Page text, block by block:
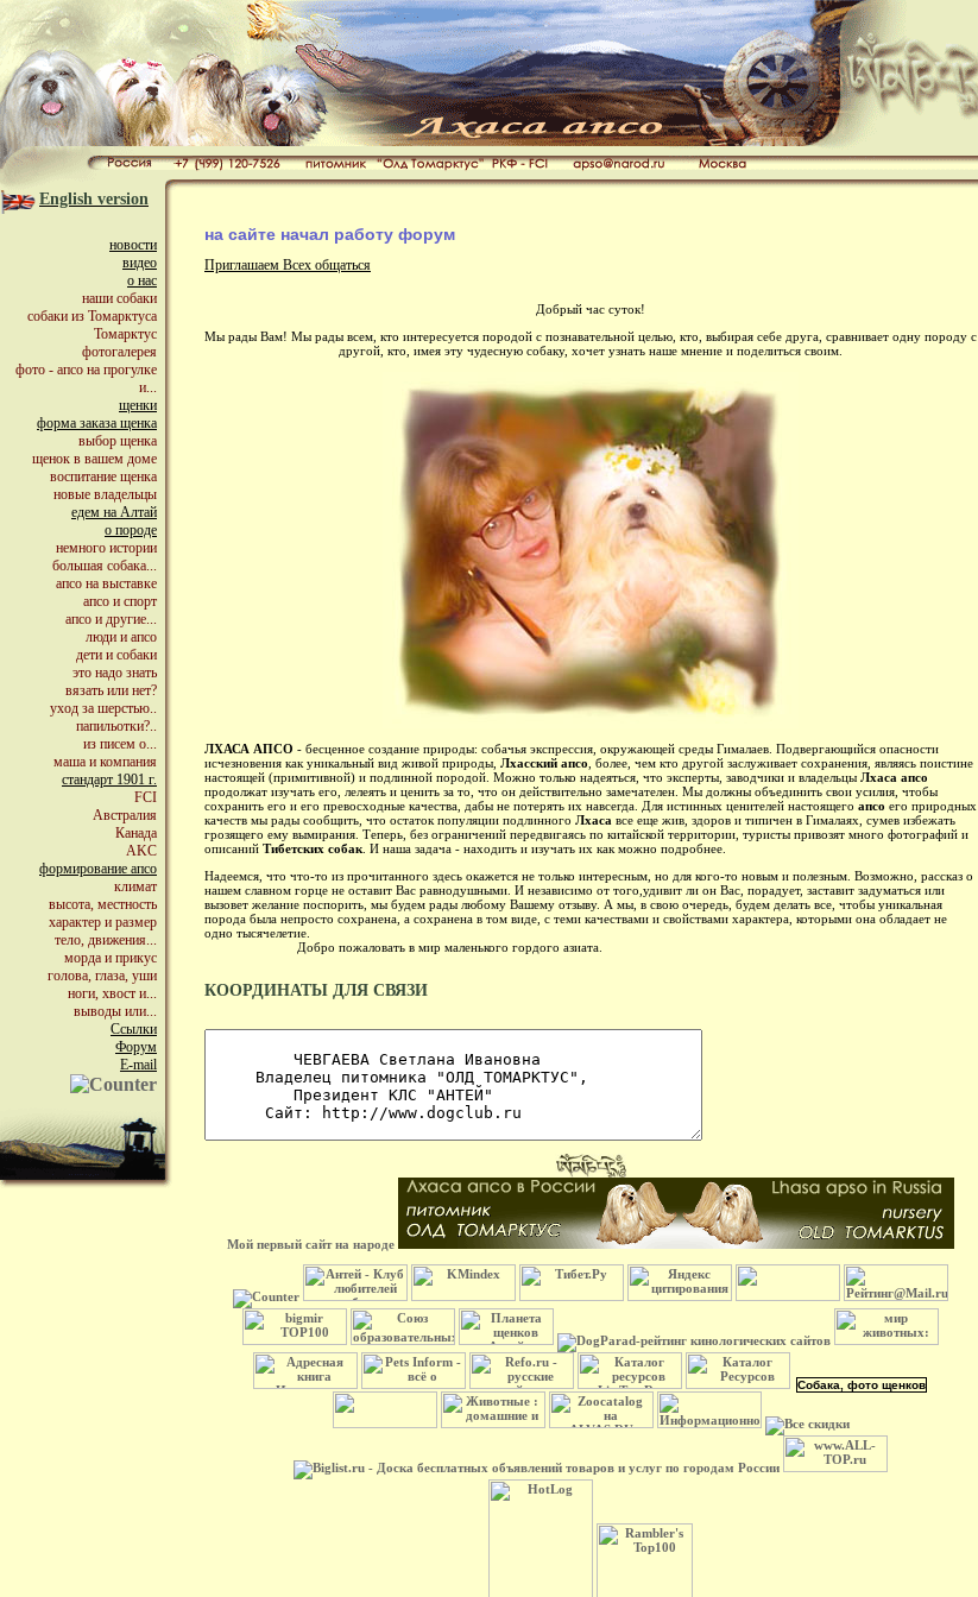
English version
новости
видео
о нас
наши собаки
собаки из Томарктуса
Томарктус
фотогалерея
фото - апсо на прогулке
и...
щенки
форма заказа щенка
выбор щенка
щенок в вашем доме
воспитание щенка
новые владельцы
едем на Алтай
о породе
немного истории
большая собака...
апсо на выставке
апсо и спорт
апсо и другие...
люди и апсо
дети и собаки
это надо знать
вязать или нет?
уход за шерстью..
папильотки?..
из писем о...
маша и компания
стандарт 1901 г.
FCI
Австралия
Канада
AKC
формирование апсо
климат
высота, местность
характер и размер
тело, движения...
морда и прикус
голова, глаза, уши
ноги, хвост и...
выводы или...
Ссылки
Форум
E-mail
на сайте начал работу форум
Приглашаем Всех общаться
Добрый час суток!
Мы рады Вам! Мы рады всем, кто интересуется породой с познавательной целью, кто, выбирая себе друга, cравнивает одну породу с
другой, кто, имея эту чудесную собаку, хочет узнать наше мнение и поделиться своим.
ЛХАСА АПСО - бесценное создание природы: собачья экспрессия, окружающей среды Гималаев. Подвергающийся опасности
исчезновения как уникальный вид живой природы, Лхасский апсо , более, чем кто другой заслуживает сохранения, являясь поистине
настоящей (примитивной) и подлинной породой. Можно только надеяться, что эксперты, заводчики и владельцы Лхаса апсо
продолжат изучать его, лелеять и ценить за то, что он действительно замечателен. Мы должны объединить свои усилия, чтобы
сохранить его и его превосходные качества, дабы не потерять их навсегда. Для истинных ценителей настоящего апсо его природных
качеств мы рады сообщить, что остаток популяции подлинного Лхаса все еще жив, здоров и типичен в Гималаях, сумев избежать
грозящего ему вымирания. Теперь, без ограничений передвигаясь по китайской территории, туристы привозят много фотографий и
описаний Тибетских собак . И наша задача - находить и изучать их как можно подробнее.
Надеемся, что что-то из прочитанного здесь окажется не только интересным, но для кого-то новым и полезным. Возможно, рассказ о
нашем славном горце не оставит Вас равнодушными. И независимо от того,удивит ли он Вас, порадует, заставит задуматься или
вызовет желание поспорить, мы будем рады любому Вашему отзыву. А мы, в свою очередь, будем делать все, чтобы уникальная
порода была непросто сохранена, а сохранена в том виде, с теми качествами и свойствами характера, которыми она обладает не
одно тысячелетие.
Добро пожаловать в мир маленького гордого азиата.
КООРДИНАТЫ ДЛЯ СВЯЗИ
Мой первый сайт на народе
Собака, фото щенков